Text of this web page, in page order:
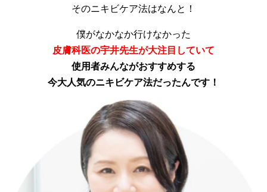
そのニキビケア法はなんと！
僕がなかなか行けなかった
皮膚科医の宇井先生が大注目していて
使用者みんながおすすめする
今大人気のニキビケア法だったんです！